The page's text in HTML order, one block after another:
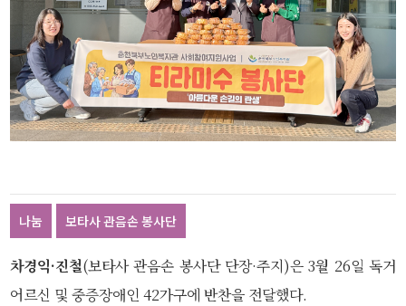
나눔 보타사 관음손 봉사단
차경익·진철(보타사 관음손 봉사단 단장·주지)은 3월 26일 독거
어르신 및 중증장애인 42가구에 반찬을 전달했다.